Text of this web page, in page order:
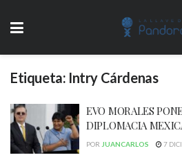
Etiqueta: Intry Cárdenas
EVO MORALES
DIPLOMACIA
POR JUANCARLOS 7